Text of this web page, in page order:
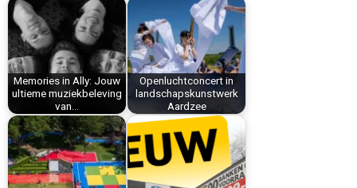
b
o
o
k
e
r
e
s
t
d
I
n
A
p
p
Memories in Ally: Jouw
ultieme muziekbeleving
van…
Openluchtconcert in
landschapskunstwerk
Aardzee